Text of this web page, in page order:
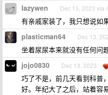
lazywen Dec 13, 2023 via
有亲戚家装了，我只想说如
plasticman64 Dec 13,
坐着尿尿本来就没有任何问
jojo0830 Dec 13, 2023
巧了不是，前几天看到科普
好。年纪大了之后，站着容